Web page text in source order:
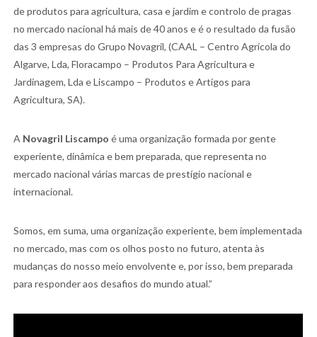
de produtos para agricultura, casa e jardim e controlo de pragas
no mercado nacional há mais de 40 anos e é o resultado da fusão
das 3 empresas do Grupo Novagril, (CAAL – Centro Agrícola do
Algarve, Lda, Floracampo – Produtos Para Agricultura e
Jardinagem, Lda e Liscampo – Produtos e Artigos para
Agricultura, SA).
A Novagril Liscampo é uma organização formada por gente
experiente, dinâmica e bem preparada, que representa no
mercado nacional várias marcas de prestígio nacional e
internacional.
Somos, em suma, uma organização experiente, bem implementada
no mercado, mas com os olhos posto no futuro, atenta às
mudanças do nosso meio envolvente e, por isso, bem preparada
para responder aos desafios do mundo atual.”